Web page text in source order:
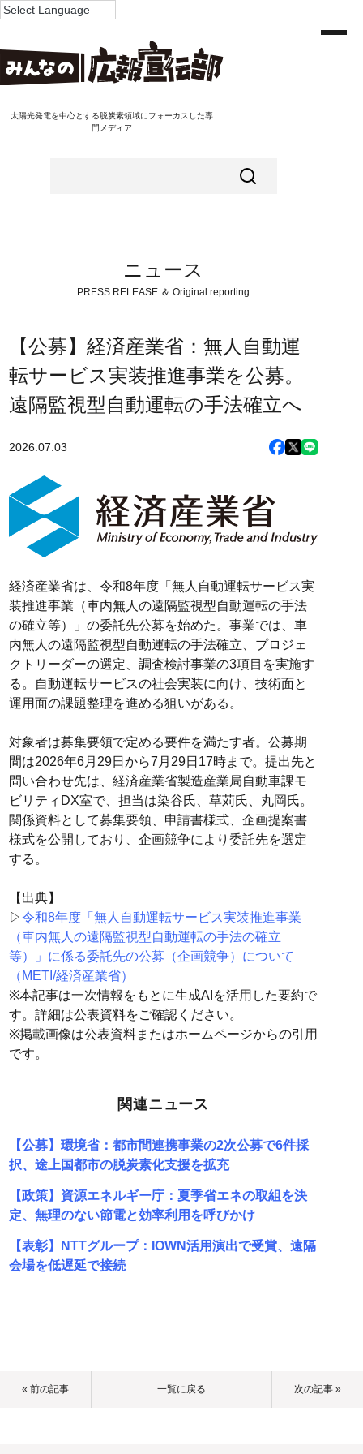
太陽光発電を中心とする脱炭素領域にフォーカスした専
門メディア
ニュース
PRESS RELEASE ＆ Original reporting
【公募】経済産業省：無人自動運
転サービス実装推進事業を公募。
遠隔監視型自動運転の手法確立へ
2026.07.03
経済産業省は、令和8年度「無人自動運転サービス実
装推進事業（車内無人の遠隔監視型自動運転の手法
の確立等）」の委託先公募を始めた。事業では、車
内無人の遠隔監視型自動運転の手法確立、プロジェ
クトリーダーの選定、調査検討事業の3項目を実施す
る。自動運転サービスの社会実装に向け、技術面と
運用面の課題整理を進める狙いがある。
対象者は募集要領で定める要件を満たす者。公募期
間は2026年6月29日から7月29日17時まで。提出先と
問い合わせ先は、経済産業省製造産業局自動車課モ
ビリティDX室で、担当は染谷氏、草苅氏、丸岡氏。
関係資料として募集要領、申請書様式、企画提案書
様式を公開しており、企画競争により委託先を選定
する。
【出典】
▷令和8年度「無人自動運転サービス実装推進事業
（車内無人の遠隔監視型自動運転の手法の確立
等）」に係る委託先の公募（企画競争）について
（METI/経済産業省）
※本記事は一次情報をもとに生成AIを活用した要約で
す。詳細は公表資料をご確認ください。
※掲載画像は公表資料またはホームページからの引用
です。
関連ニュース
【公募】環境省：都市間連携事業の2次公募で6件採
択、途上国都市の脱炭素化支援を拡充
【政策】資源エネルギー庁：夏季省エネの取組を決
定、無理のない節電と効率利用を呼びかけ
【表彰】NTTグループ：IOWN活用演出で受賞、遠隔
会場を低遅延で接続
« 前の記事 一覧に戻る 次の記事 »